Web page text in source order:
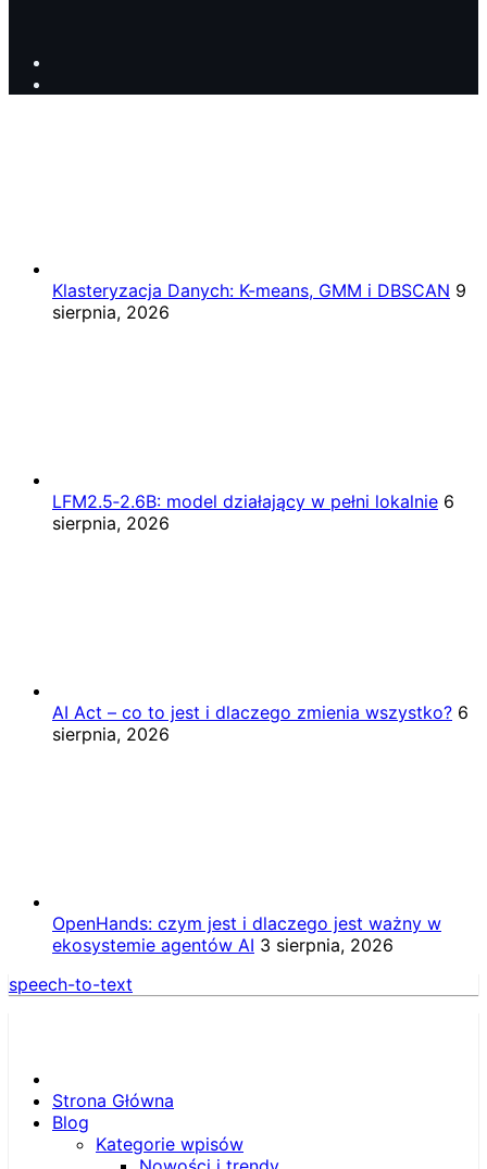
Klasteryzacja Danych: K-means, GMM i DBSCAN 9
sierpnia, 2026
LFM2.5‑2.6B: model działający w pełni lokalnie 6
sierpnia, 2026
AI Act – co to jest i dlaczego zmienia wszystko? 6
sierpnia, 2026
OpenHands: czym jest i dlaczego jest ważny w
ekosystemie agentów AI 3 sierpnia, 2026
speech-to-text
Strona Główna
Blog
Kategorie wpisów